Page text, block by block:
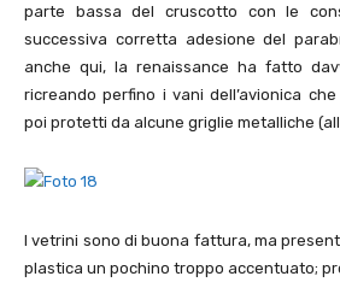
parte bassa del cruscotto con le
successiva corretta adesione del
anche qui, la renaissance ha fatto
ricreando perfino i vani dell’avionica
poi protetti da alcune griglie metalliche
I vetrini sono di buona fattura, ma
plastica un pochino troppo accentuato;